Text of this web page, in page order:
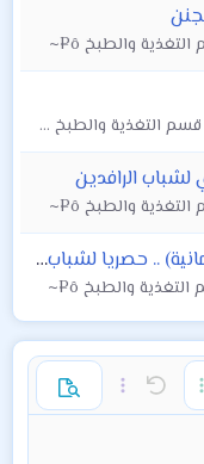
مقبلات رمضان سلطة الرمان (الرمانية) .. حصريا لشباب الرافدين
خيارات إضافية…
تراجع خيارات إضافية…
معاينة